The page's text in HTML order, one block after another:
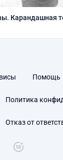
Карандашная
Помощь
Политика
Отказ от